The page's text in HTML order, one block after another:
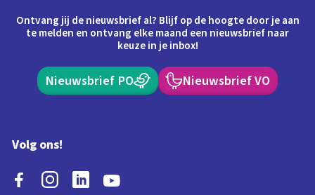
Ontvang jij de nieuwsbrief al? Blijf op de hoogte door je aan
te melden en ontvang elke maand een nieuwsbrief naar
keuze in je inbox!
Nieuwsbrief PO Nieuwsbrief VO
Volg ons!